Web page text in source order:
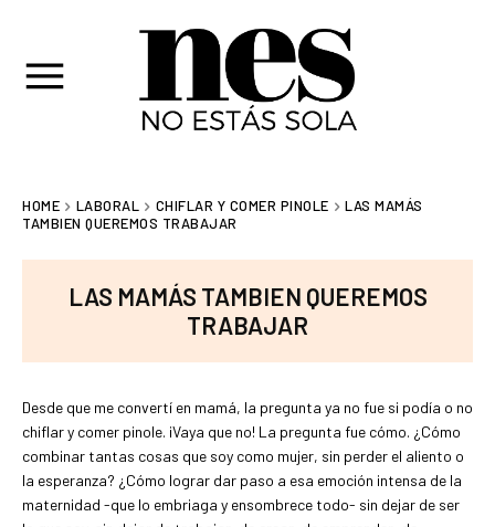
HOME LABORAL CHIFLAR Y COMER PINOLE
LAS MAMÁS
TAMBIEN QUEREMOS TRABAJAR
LAS MAMÁS TAMBIEN QUEREMOS
TRABAJAR
Desde que me convertí en mamá, la pregunta ya no fue si podía o no
chiflar y comer pinole. ¡Vaya que no! La pregunta fue cómo. ¿Cómo
combinar tantas cosas que soy como mujer, sin perder el aliento o
la esperanza? ¿Cómo lograr dar paso a esa emoción intensa de la
maternidad -que lo embriaga y ensombrece todo- sin dejar de ser